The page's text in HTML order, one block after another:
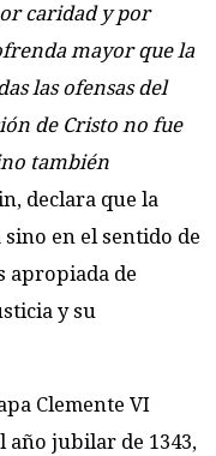
caridad y por
mayor que la
las ofensas del
de Cristo no fue
también
declara que la
en el sentido de
apropiada de
y su
Clemente VI
año jubilar de 1343,